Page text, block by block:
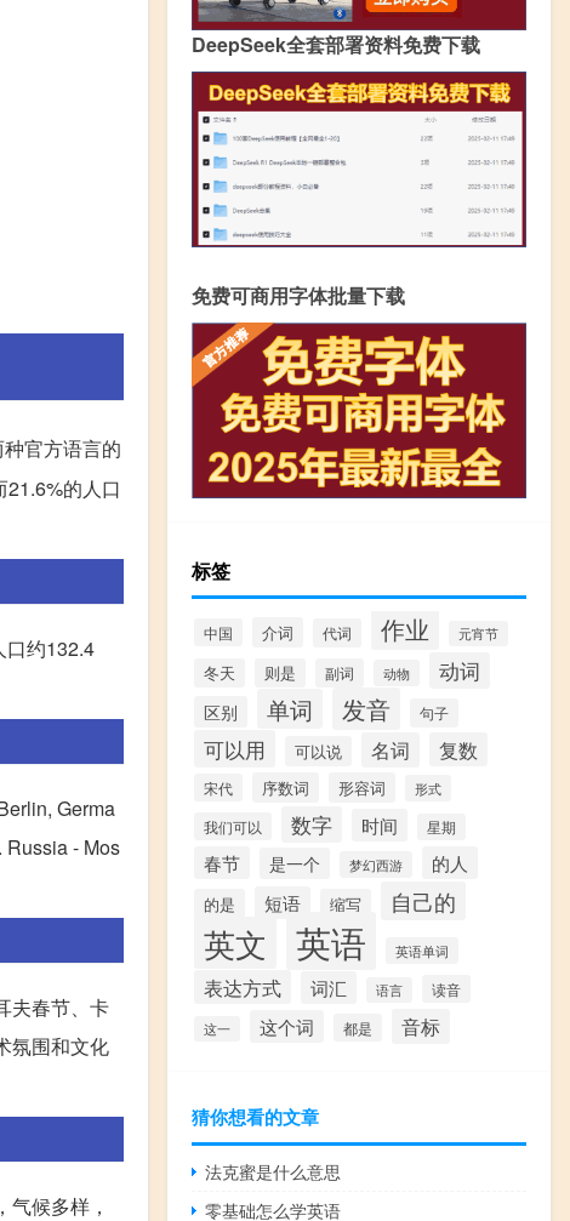
官方语言的
的人口
口约132.4
Germa
Russia - Mos
夫春节、卡
氛围和文化
候多样，
DeepSeek全套部署资料免费下载
免费可商用字体批量下载
标签
中国 介词 代词 作业 元宵节
冬天 则是 副词 动物 动词
区别 单词 发音 句子
可以用 可以说 名词 复数
宋代 序数词 形容词 形式
我们可以 数字 时间 星期
春节 是一个 梦幻西游 的人
的是 短语 缩写 自己的
英文 英语 英语单词
表达方式 词汇 语言 读音
这一 这个词 都是 音标
猜你想看的文章
法克蜜是什么意思
零基础怎么学英语